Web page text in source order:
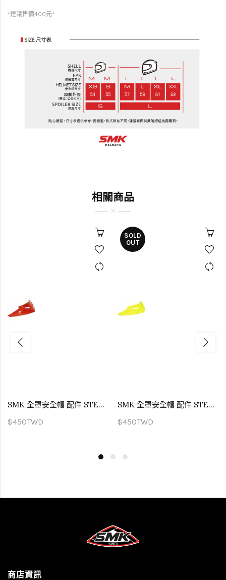
*建議售價400元*
相關商品
SMK 全罩安全帽 配件 STELLAR 專用尾翼 亮面紅
$450TWD
SOLD
OUT
SMK 全罩安全帽 配件 STELLAR 專用尾翼 螢光黃
$450TWD
商店資訊